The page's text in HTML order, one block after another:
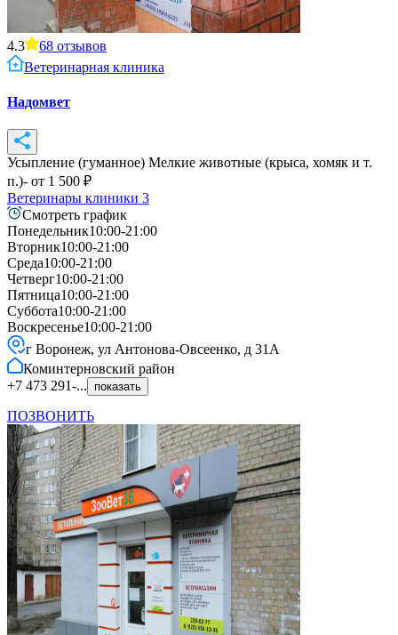
4.3 68 отзывов
Ветеринарная клиника
Надомвет
Усыпление (гуманное) Мелкие животные (крыса, хомяк и т.
п.)- от 1 500 ₽
Ветеринары клиники 3
Смотреть график
Понедельник10:00-21:00
Вторник10:00-21:00
Среда10:00-21:00
Четверг10:00-21:00
Пятница10:00-21:00
Суббота10:00-21:00
Воскресенье10:00-21:00
г Воронеж, ул Антонова-Овсеенко, д 31А
Коминтерновский район
+7 473 291-...
показать
ПОЗВОНИТЬ